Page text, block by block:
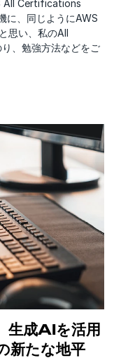
All Certifications
に、同じようにAWS
思い、私のAll
、勉強方法などをご
生成AIを活用
新たな地平